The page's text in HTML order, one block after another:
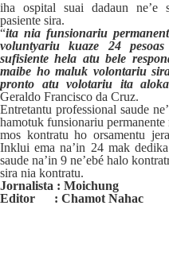
iha ospital suai dadaun ne’e
pasiente sira.
“ita nia funsionariu
voluntyariu kuaze 24
sufisiente hela atu bele
maibe ho maluk volontariu
pronto atu volotariu ita
Geraldo Francisco da Cruz.
Entretantu professional saude
hamotuk funsionariu
mos kontratu ho orsamentu
Inklui ema na’in 24 mak
saude na’in 9 ne’ebé halo
sira nia kontratu.
Jornalista : Moichung
Editor : Chamot Nahac